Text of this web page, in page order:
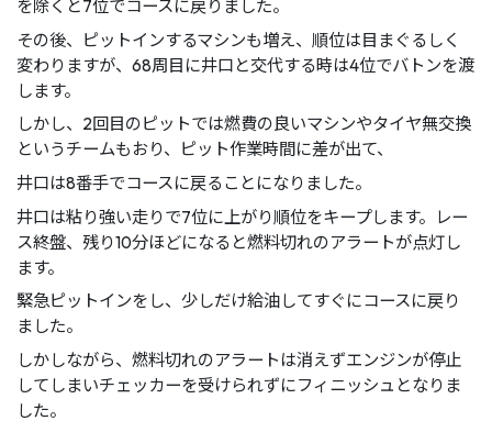
を除くと7位でコースに戻りました。
その後、ピットインするマシンも増え、順位は目まぐるしく
変わりますが、68周目に井口と交代する時は4位でバトンを渡
します。
しかし、2回目のピットでは燃費の良いマシンやタイヤ無交換
というチームもおり、ピット作業時間に差が出て、
井口は8番手でコースに戻ることになりました。
井口は粘り強い走りで7位に上がり順位をキープします。レー
ス終盤、残り10分ほどになると燃料切れのアラートが点灯し
ます。
緊急ピットインをし、少しだけ給油してすぐにコースに戻り
ました。
しかしながら、燃料切れのアラートは消えずエンジンが停止
してしまいチェッカーを受けられずにフィニッシュとなりま
した。